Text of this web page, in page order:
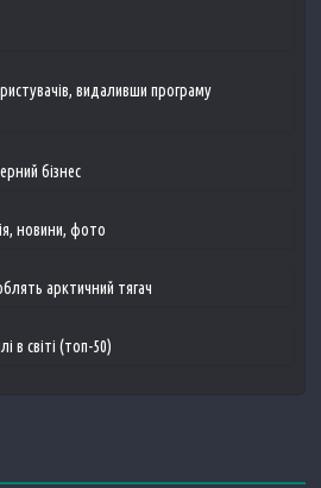
видаливши програму
бізнес
новини, фото
арктичний тягач
в світі (топ-50)